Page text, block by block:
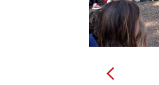
navigation